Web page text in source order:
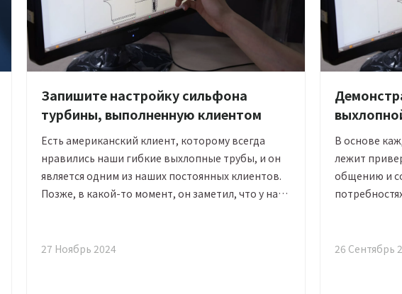
Запишите настройку сильфона
турбины, выполненную клиентом
Есть американский клиент, которому всегда
нравились наши гибкие выхлопные трубы, и он
является одним из наших постоянных клиентов.
Позже, в какой-то момент, он заметил, что у нас
продвижение нового продукта. Знаете, для нас
27 Ноябрь 2024
В основе
лежит
общению и
26 Сентябрь